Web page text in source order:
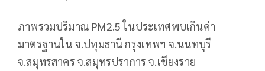
ภาพรวมปริมาณ PM2.5 ในประเทศพบเกินค่า
มาตรฐานใน จ.ปทุมธานี กรุงเทพฯ จ.นนทบุรี
จ.สมุทรสาคร จ.สมุทรปราการ จ.เชียงราย